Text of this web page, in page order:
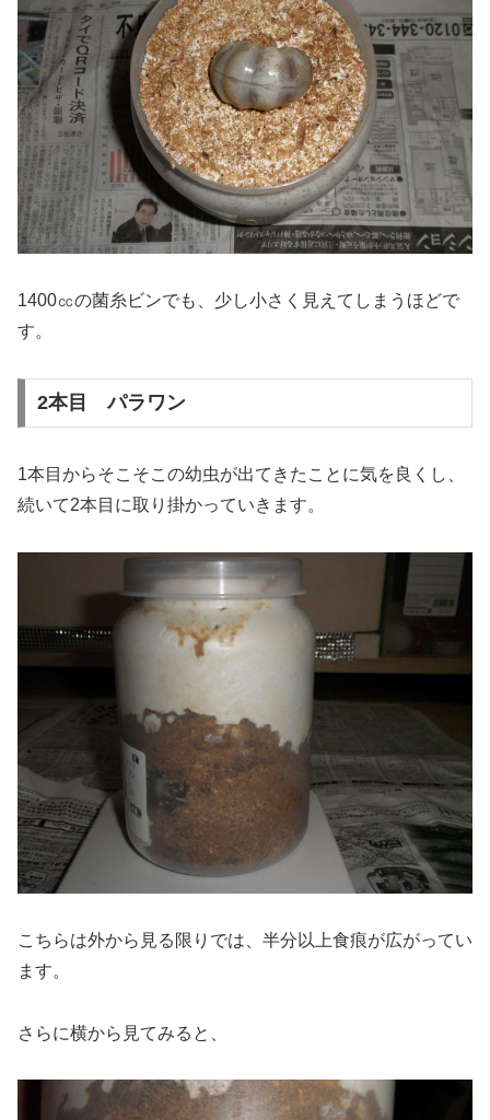
1400㏄の菌糸ビンでも、少し小さく見えてしまうほどで
す。
2本目 パラワン
1本目からそこそこの幼虫が出てきたことに気を良くし、
続いて2本目に取り掛かっていきます。
こちらは外から見る限りでは、半分以上食痕が広がってい
ます。
さらに横から見てみると、